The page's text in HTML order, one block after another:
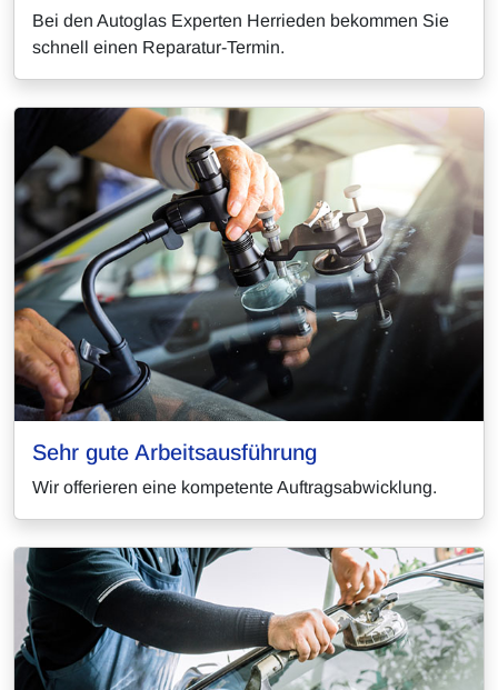
Bei den Autoglas Experten Herrieden bekommen Sie
schnell einen Reparatur-Termin.
Sehr gute Arbeitsausführung
Wir offerieren eine kompetente Auftragsabwicklung.